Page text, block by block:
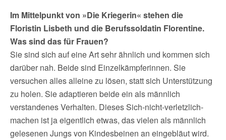
Im Mittelpunkt von »Die Kriegerin« stehen die
Floristin Lisbeth und die Berufssoldatin Florentine.
Was sind das für Frauen?
Sie sind sich auf eine Art sehr ähnlich und kommen sich
darüber nah. Beide sind Einzelkämpferinnen. Sie
versuchen alles alleine zu lösen, statt sich Unterstützung
zu holen. Sie adaptieren beide ein als männlich
verstandenes Verhalten. Dieses Sich-nicht-verletzlich-
machen ist ja eigentlich etwas, das vielen als männlich
gelesenen Jungs von Kindesbeinen an eingebläut wird.